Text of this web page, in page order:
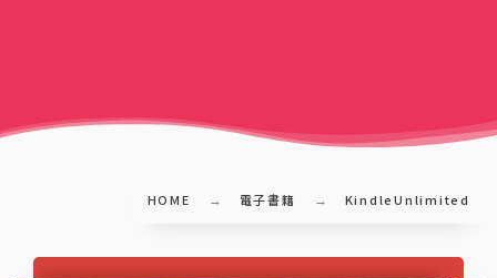
HOME 電子書籍 KindleUnlimited